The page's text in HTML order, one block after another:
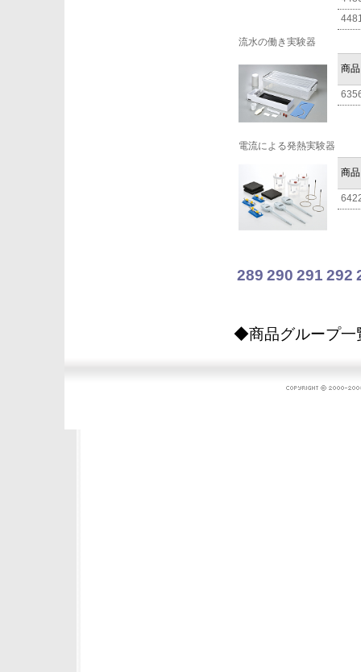
流水の働き実験器
商
電流による発熱実験器
商
289 290 291 292
◆商品グループ一